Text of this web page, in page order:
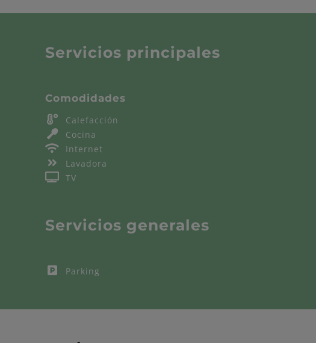
Servicios principales
Comodidades
Calefacción
Calefacción
Cocina
Cocina
Internet
Internet
Lavadora
Lavadora
TV
TV
Servicios generales
Parking
Parking